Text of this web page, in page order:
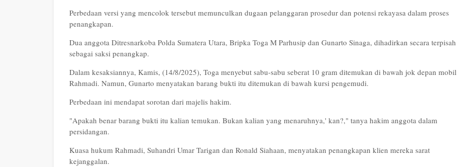
Perbedaan versi yang mencolok tersebut memunculkan dugaan pelanggaran prosedur dan potensi rekayasa dalam proses
penangkapan.
Dua anggota Ditresnarkoba Polda Sumatera Utara, Bripka Toga M Parhusip dan Gunarto Sinaga, dihadirkan secara terpisah
sebagai saksi penangkap.
Dalam kesaksiannya, Kamis, (14/8/2025), Toga menyebut sabu-sabu seberat 10 gram ditemukan di bawah jok depan mobil
Rahmadi. Namun, Gunarto menyatakan barang bukti itu ditemukan di bawah kursi pengemudi.
Perbedaan ini mendapat sorotan dari majelis hakim.
"Apakah benar barang bukti itu kalian temukan. Bukan kalian yang menaruhnya,' kan?," tanya hakim anggota dalam
persidangan.
Kuasa hukum Rahmadi, Suhandri Umar Tarigan dan Ronald Siahaan, menyatakan penangkapan klien mereka sarat
kejanggalan.